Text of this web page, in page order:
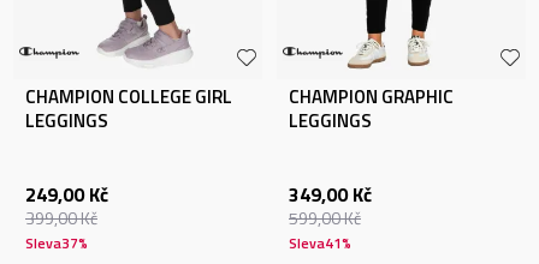
CHAMPION COLLEGE GIRL
LEGGINGS
249,00 Kč
399,00Kč
Sleva37%
CHAMPION GRAPHIC
LEGGINGS
349,00 Kč
599,00Kč
Sleva41%